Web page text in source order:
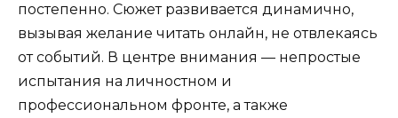
постепенно. Сюжет развивается динамично,
вызывая желание читать онлайн, не отвлекаясь
от событий. В центре внимания — непростые
испытания на личностном и
профессиональном фронте, а также